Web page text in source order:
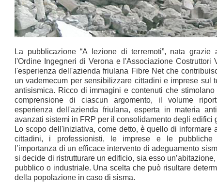
La pubblicazione “A lezione di terremoti”, nata grazie
l'Ordine Ingegneri di Verona e l'Associazione Costruttori
l'esperienza dell'azienda friulana Fibre Net che
un vademecum per sensibilizzare cittadini e imprese sul
antisismica. Ricco di immagini e contenuti che stimolano
comprensione di ciascun argomento, il volume
esperienza dell'azienda friulana, esperta in materia
avanzati sistemi in FRP per il consolidamento degli edifici
Lo scopo dell'iniziativa, come detto, è quello di informare
cittadini, i professionisti, le imprese e le pubbliche
l’importanza di un efficace intervento di adeguamento
si decide di ristrutturare un edificio, sia esso
pubblico o industriale. Una scelta che può risultare
della popolazione in caso di sisma.